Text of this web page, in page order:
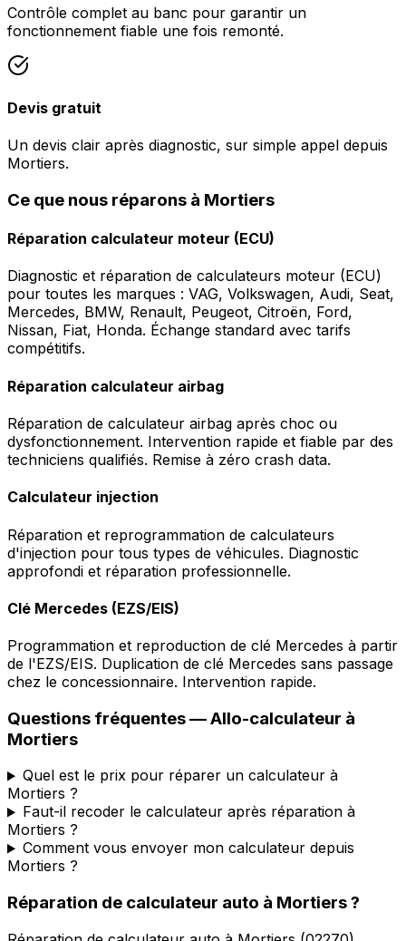
Contrôle complet au banc pour garantir un
fonctionnement fiable une fois remonté.
Devis gratuit
Un devis clair après diagnostic, sur simple appel depuis
Mortiers.
Ce que nous réparons à Mortiers
Réparation calculateur moteur (ECU)
Diagnostic et réparation de calculateurs moteur (ECU)
pour toutes les marques : VAG, Volkswagen, Audi, Seat,
Mercedes, BMW, Renault, Peugeot, Citroën, Ford,
Nissan, Fiat, Honda. Échange standard avec tarifs
compétitifs.
Réparation calculateur airbag
Réparation de calculateur airbag après choc ou
dysfonctionnement. Intervention rapide et fiable par des
techniciens qualifiés. Remise à zéro crash data.
Calculateur injection
Réparation et reprogrammation de calculateurs
d'injection pour tous types de véhicules. Diagnostic
approfondi et réparation professionnelle.
Clé Mercedes (EZS/EIS)
Programmation et reproduction de clé Mercedes à partir
de l'EZS/EIS. Duplication de clé Mercedes sans passage
chez le concessionnaire. Intervention rapide.
Questions fréquentes —Allo-calculateur à
Mortiers
Quel est le prix pour réparer un calculateur à
Mortiers ?
Faut-il recoder le calculateur après réparation à
Mortiers ?
Comment vous envoyer mon calculateur depuis
Mortiers ?
Réparation de calculateur auto à Mortiers?